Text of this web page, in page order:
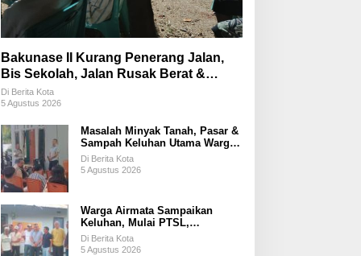
Bakunase II Kurang Penerang Jalan,
Bis Sekolah, Jalan Rusak Berat &
Susah Pupuk Subsidi
Di Berita Kota
5 Agustus 2026
Masalah Minyak Tanah, Pasar &
Sampah Keluhan Utama Warga
Airnona
Di Berita Kota
5 Agustus 2026
Warga Airmata Sampaikan
Keluhan, Mulai PTSL,
Ketersediaan Minyak Tanah &
Lahan Pemakaman
Di Berita Kota
5 Agustus 2026